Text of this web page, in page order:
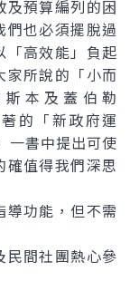
及預算編列的困
們也必須擺脫過
「高效能」負起
家所說的「小而
本及蓋伯勒
的「新政府運
書中提出可使
確值得我們深思
導功能，但不需
民間社團熱心參